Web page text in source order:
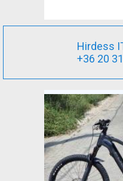
Hirdess
+36 20